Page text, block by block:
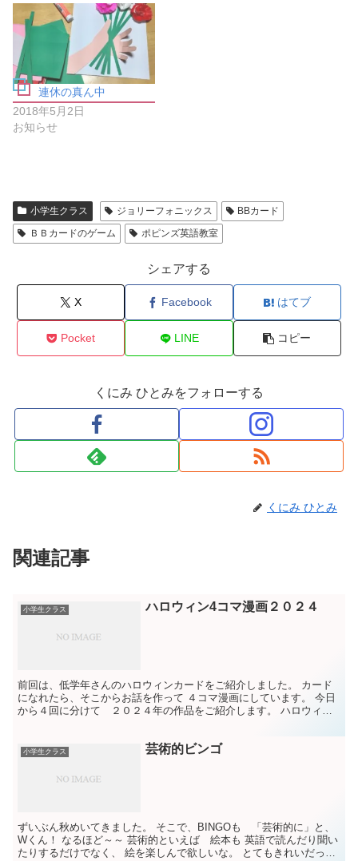
だ
さ
い
ウ
ィ
ン
ド
ウ
で
ン
で
開
き
ま
す
)
連休の真ん中
2018年5月2日
お知らせ
小学生クラス ジョリーフォニックス
BBカード
ＢＢカードのゲーム
ポピンズ英語教室
シェアする
X Facebook はてブ
Pocket LINE コピー
くにみ ひとみをフォローする
くにみ ひとみ
関連記事
小学生クラス ハロウィン4コマ漫画２０２４
前回は、低学年さんのハロウィンカードをご紹介しました。 カード
になれたら、そこからお話を作って ４コマ漫画にしています。 今日
から４回に分けて ２０２４年の作品をご紹介します。 ハロウィン
小学生クラス 芸術的ビンゴ
ずいぶん秋めいてきました。 そこで、BINGOも 「芸術的に」と、
Wくん！ なるほど～～ 芸術的といえば 絵本も 英語で読んだり聞い
たりするだけでなく、 絵を楽しんで欲しいな。 とてもきれいだった